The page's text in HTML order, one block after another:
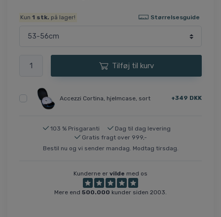
Kun1 stk. på lager! Størrelsesguide
Tilføj til kurv
Accezzi Cortina, hjelmcase, sort +349 DKK
103 % Prisgaranti
Dag til dag levering
Gratis fragt over 999,-
Bestil nu og vi sender mandag. Modtag tirsdag.
Kunderne er vilde med os
Mere end 500.000 kunder siden 2003.